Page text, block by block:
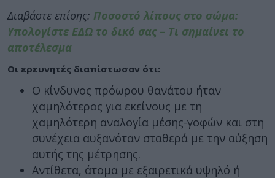
Διαβάστε επίσης: Ποσοστό λίπους στο σώμα:
Υπολογίστε ΕΔΩ το δικό σας – Τι σημαίνει το
αποτέλεσμα
Οι ερευνητές διαπίστωσαν ότι:
Ο κίνδυνος πρόωρου θανάτου ήταν
χαμηλότερος για εκείνους με τη
χαμηλότερη αναλογία μέσης-γοφών και στη
συνέχεια αυξανόταν σταθερά με την αύξηση
αυτής της μέτρησης.
Αντίθετα, άτομα με εξαιρετικά υψηλό ή